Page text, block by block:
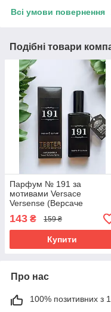
Всі умови повернення
Подібні товари
Парфум № 191 за
мотивами Versace
Versense (Версаче
Версенс) 65 мл
143 ₴ 159 ₴
Купити
Про нас
100% позитивних з